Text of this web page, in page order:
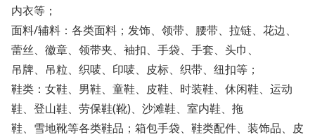
内衣等；
面料/辅料： 各类面料；发饰、领带、腰带、拉链、花边、
蕾丝、徽章、领带夹、袖扣、手袋、手套、头巾、
吊牌、吊粒、织唛、印唛、皮标、织带、纽扣等；
鞋类： 女鞋、男鞋、童鞋、皮鞋、时装鞋、休闲鞋、运动
鞋、登山鞋、劳保鞋(靴)、沙滩鞋、室内鞋、拖
鞋、雪地靴等各类鞋品；箱包手袋、鞋类配件、装饰品、皮